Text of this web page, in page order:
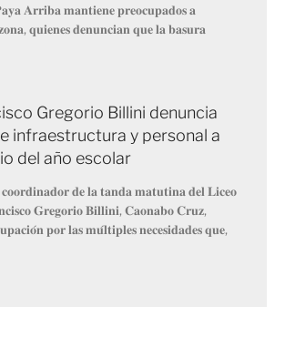
𝐀𝐫𝐫𝐢𝐛𝐚 𝐦𝐚𝐧𝐭𝐢𝐞𝐧𝐞 𝐩𝐫𝐞𝐨𝐜𝐮𝐩𝐚𝐝𝐨𝐬 𝐚
𝐳𝐨𝐧𝐚, 𝐪𝐮𝐢𝐞𝐧𝐞𝐬 𝐝𝐞𝐧𝐮𝐧𝐜𝐢𝐚𝐧 𝐪𝐮𝐞 𝐥𝐚 𝐛𝐚𝐬𝐮𝐫𝐚
Gregorio Billini denuncia
infraestructura y personal a
del año escolar
𝐝𝐞 𝐥𝐚 𝐭𝐚𝐧𝐝𝐚 𝐦𝐚𝐭𝐮𝐭𝐢𝐧𝐚 𝐝𝐞𝐥 𝐋𝐢𝐜𝐞𝐨
𝐆𝐫𝐞𝐠𝐨𝐫𝐢𝐨 𝐁𝐢𝐥𝐥𝐢𝐧𝐢, 𝐂𝐚𝐨𝐧𝐚𝐛𝐨 𝐂𝐫𝐮𝐳,
𝐩𝐨𝐫 𝐥𝐚𝐬 𝐦𝐮́𝐥𝐭𝐢𝐩𝐥𝐞𝐬 𝐧𝐞𝐜𝐞𝐬𝐢𝐝𝐚𝐝𝐞𝐬 𝐪𝐮𝐞,